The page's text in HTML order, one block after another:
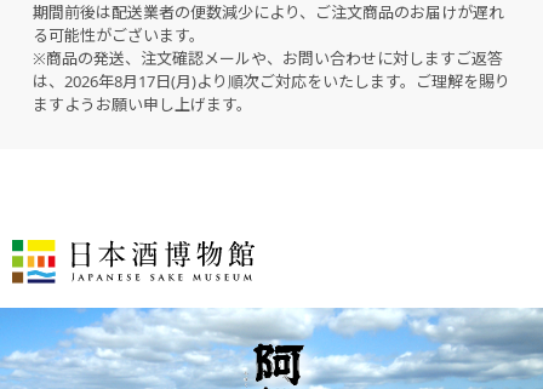
期間前後は配送業者の便数減少により、ご注文商品のお届けが遅れ
る可能性がございます。
※商品の発送、注文確認メールや、お問い合わせに対しますご返答
は、2026年8月17日(月)より順次ご対応をいたします。ご理解を賜り
ますようお願い申し上げます。